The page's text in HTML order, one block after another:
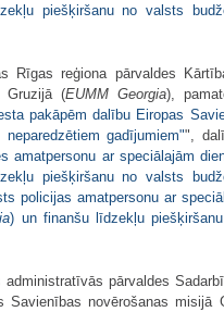
piešķiršanu no valsts
Rīgas reģiona pārvaldes
Gruzijā (EUMM Georgia),
pakāpēm dalību Eiropas
gadījumiem"",
amatpersonu ar speciālajām
piešķiršanu no valsts
policijas amatpersonu ar
) un finanšu līdzekļu
pārvaldes
Savienības novērošanas misijā